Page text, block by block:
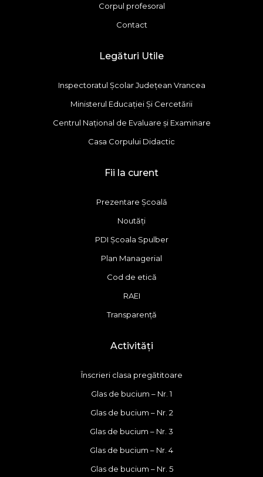
Corpul profesoral
Contact
Legături Utile
Inspectoratul Școlar Județean Vrancea
Ministerul Educației Și Cercetării
Centrul Național de Evaluare și Examinare
Casa Corpului Didactic
Fii la curent
Prezentare Școală
Noutăți
PDI Școala Spulber
Plan Managerial
Cod de etică
RAEI
Transparență
Activități
Înscrieri clasa pregătitoare
Glas de bucium – Nr. 1
Glas de bucium – Nr. 2
Glas de bucium – Nr. 3
Glas de bucium – Nr. 4
Glas de bucium – Nr. 5